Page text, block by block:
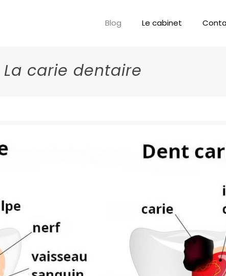
Blog Le cabinet
La carie dentaire